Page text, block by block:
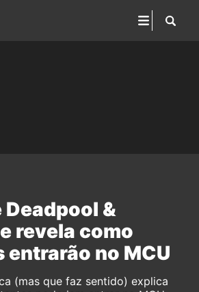
Deadpool &
revela como
entrarão no MCU
(mas que faz sentido) explica